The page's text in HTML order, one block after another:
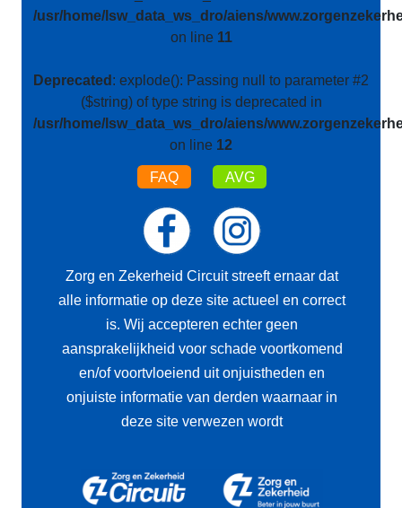
/usr/home/lsw_data_ws_dro/aiens/
on line 11
Deprecated : explode(): Passing null to parameter #2
($string) of type string is deprecated in
/usr/home/lsw_data_ws_dro/aiens/
on line 12
FAQ AVG
Zorg en Zekerheid Circuit streeft ernaar dat
alle informatie op deze site actueel en correct
is. Wij accepteren echter geen
aansprakelijkheid voor schade voortkomend
en/of voortvloeiend uit onjuistheden en
onjuiste informatie van derden waarnaar in
deze site verwezen wordt